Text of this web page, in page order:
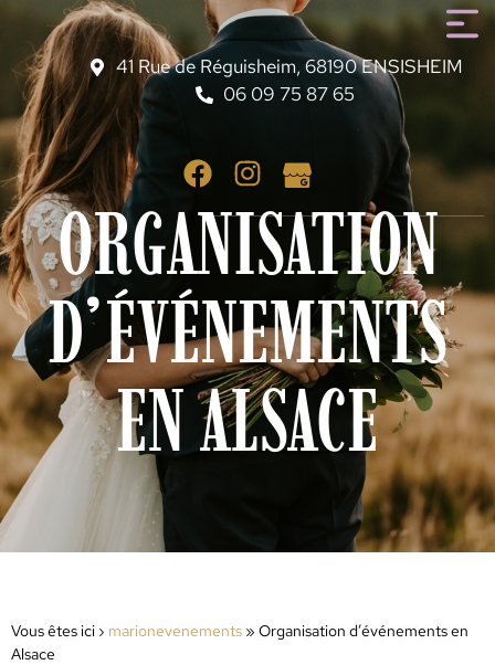
41 Rue de Réguisheim, 68190 ENSISHEIM
06 09 75 87 65
ORGANISATION
D’ÉVÉNEMENTS
EN ALSACE
Vous êtes ici › marionevenements » Organisation d’événements en
Alsace